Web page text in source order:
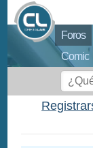
Foros
Comic